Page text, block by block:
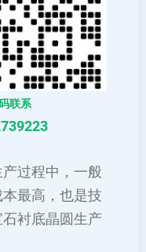
联系
过程中，一般
最高，也是技
衬底晶圆生产